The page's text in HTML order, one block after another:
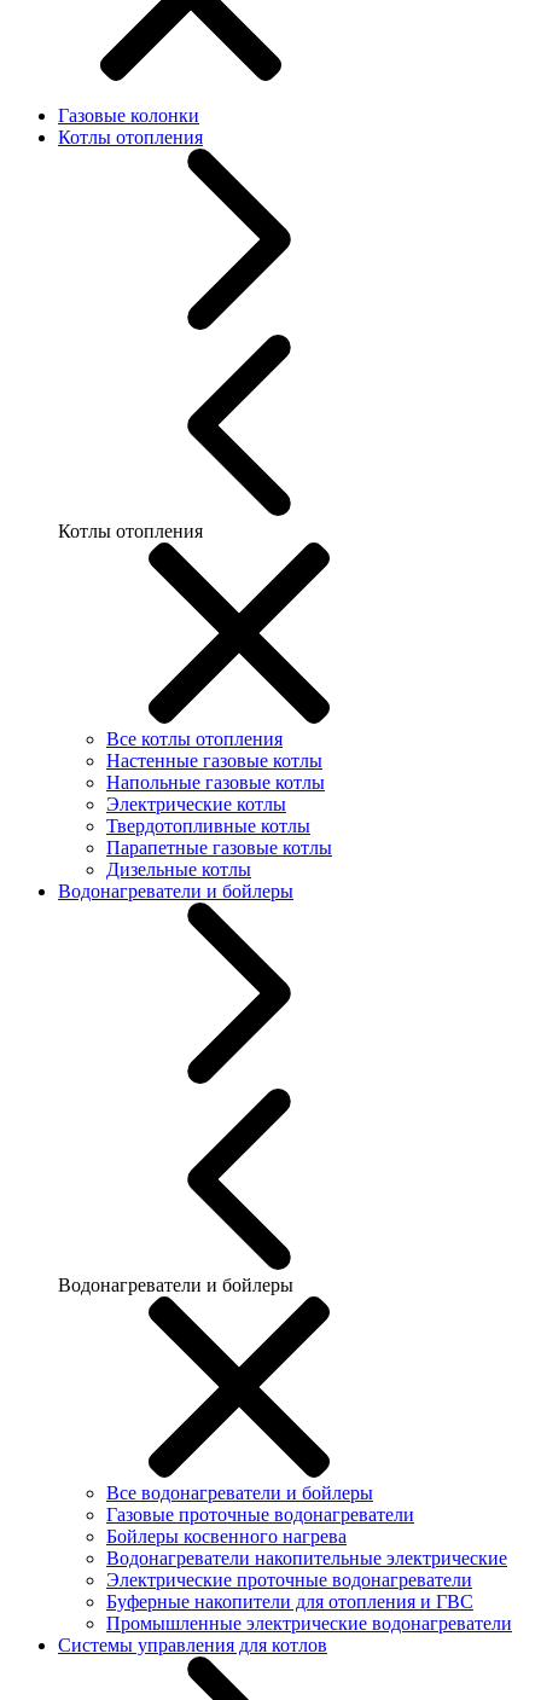
Газовые колонки
Котлы отопления
Котлы отопления
Все котлы отопления
Настенные газовые котлы
Напольные газовые котлы
Электрические котлы
Твердотопливные котлы
Парапетные газовые котлы
Дизельные котлы
Водонагреватели и бойлеры
Водонагреватели и бойлеры
Все водонагреватели и бойлеры
Газовые проточные водонагреватели
Бойлеры косвенного нагрева
Водонагреватели накопительные электрические
Электрические проточные водонагреватели
Буферные накопители для отопления и ГВС
Промышленные электрические водонагреватели
Системы управления для котлов